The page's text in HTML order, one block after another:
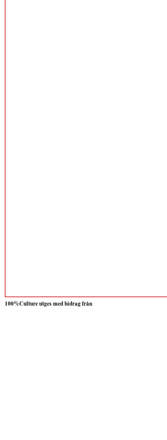
100%Culture utges med bidrag från